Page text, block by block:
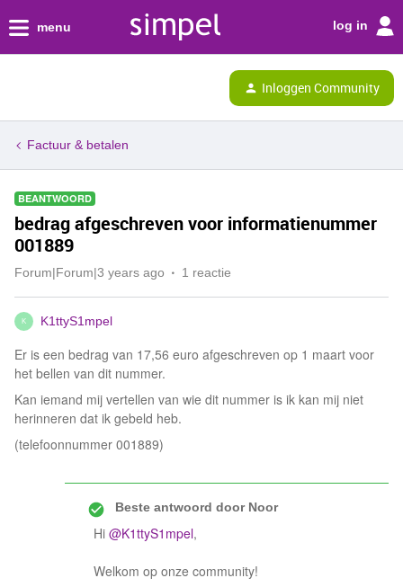
menu log in
Inloggen Community
Factuur & betalen
BEANTWOORD
bedrag afgeschreven voor informatienummer
001889
Forum|Forum|3 years ago 1 reactie
K K1ttyS1mpel
Er is een bedrag van 17,56 euro afgeschreven op 1 maart voor
het bellen van dit nummer.
Kan iemand mij vertellen van wie dit nummer is ik kan mij niet
herinneren dat ik gebeld heb.
(telefoonnummer 001889)
Beste antwoord doorNoor
Hi @K1ttyS1mpel,
Welkom op onze community!